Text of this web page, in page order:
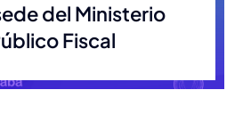
del Ministerio
Fiscal